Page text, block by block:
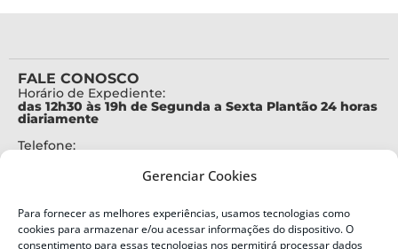
Gerenciar Cookies
Para fornecer as melhores experiências, usamos tecnologias como
cookies para armazenar e/ou acessar informações do dispositivo. O
consentimento para essas tecnologias nos permitirá processar dados
FALE CONOSCO
Horário de Expediente:
das 12h30 às 19h de Segunda a Sexta Plantão 24 horas
diariamente
Telefone:
Alertas Defesa Civil:
SMS 40199